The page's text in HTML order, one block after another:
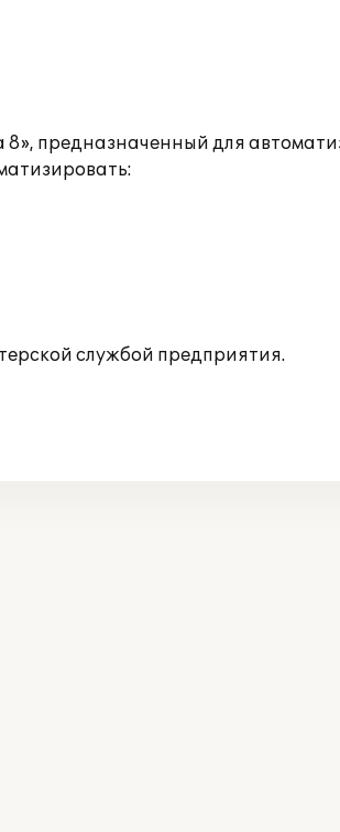
предназначенный для
службой предприятия.